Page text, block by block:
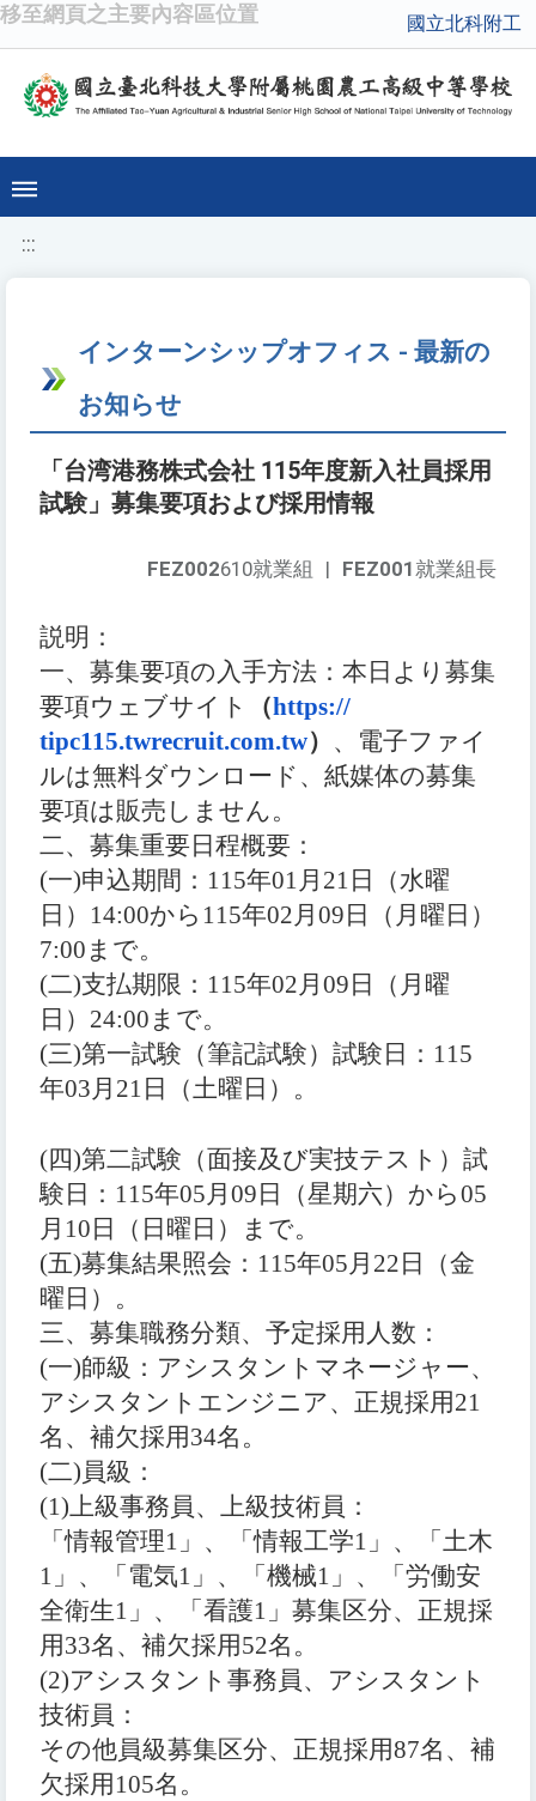
移至網頁之主要內容區位置 國立北科附工
:::
インターンシップオフィス - 最新の
お知らせ
「台湾港務株式会社 115年度新入社員採用
試験」募集要項および採用情報
FEZ001就業組長
FEZ002610就業組 |
説明：
一、 募集要項の入手方法：本日より募集
要項ウェブサイト
（https://
tipc115.twrecruit.com.tw） 、 電子ファイ
ルは無料ダウンロード、紙媒体の募集
要項は販売しません。
二、 募集重要日程概要：
(一)申込期間： 115年01月 21 日 （水曜
日 ）14:00から 115年02月 09 日 （ 月曜日 ）
7:00 まで。
(二)支払期限： 115年02月 09 日 （ 月曜
日 ）24:00 まで。
(三)第一試験 （筆記試験） 試験日： 115
年03月 21 日 （土曜日 ） 。
(四)第二試験 （面接及び実技テスト ） 試
験日： 115年05月 09 日 （星期六） から05
月 10 日 （ 日曜日 ）
まで。
(五)募集結果照会： 115年05月 22 日 （金
曜日 ） 。
三、 募集職務分類、予定採用人数：
(一)師級：アシスタントマネージャー、
アシスタントエンジニア、正規採用21
名、補欠採用34名。
(二) 員級：
(1)上級事務員、上級技術員：
「情報管理1 」、「情報工学1 」、「 土木
1 」、「電気1 」、「機械1 」、「労働安
全衛生1 」、「看護1 」 募集区分、正規採
用33名、補欠採用52名。
(2)アシスタント事務員、アシスタント
技術員：
その他員級募集区分、正規採用87名、補
欠採用 105名。